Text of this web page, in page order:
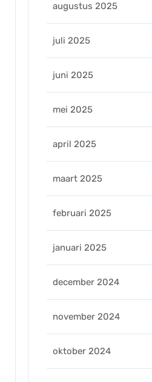
augustus 2025
juli 2025
juni 2025
mei 2025
april 2025
maart 2025
februari 2025
januari 2025
december 2024
november 2024
oktober 2024